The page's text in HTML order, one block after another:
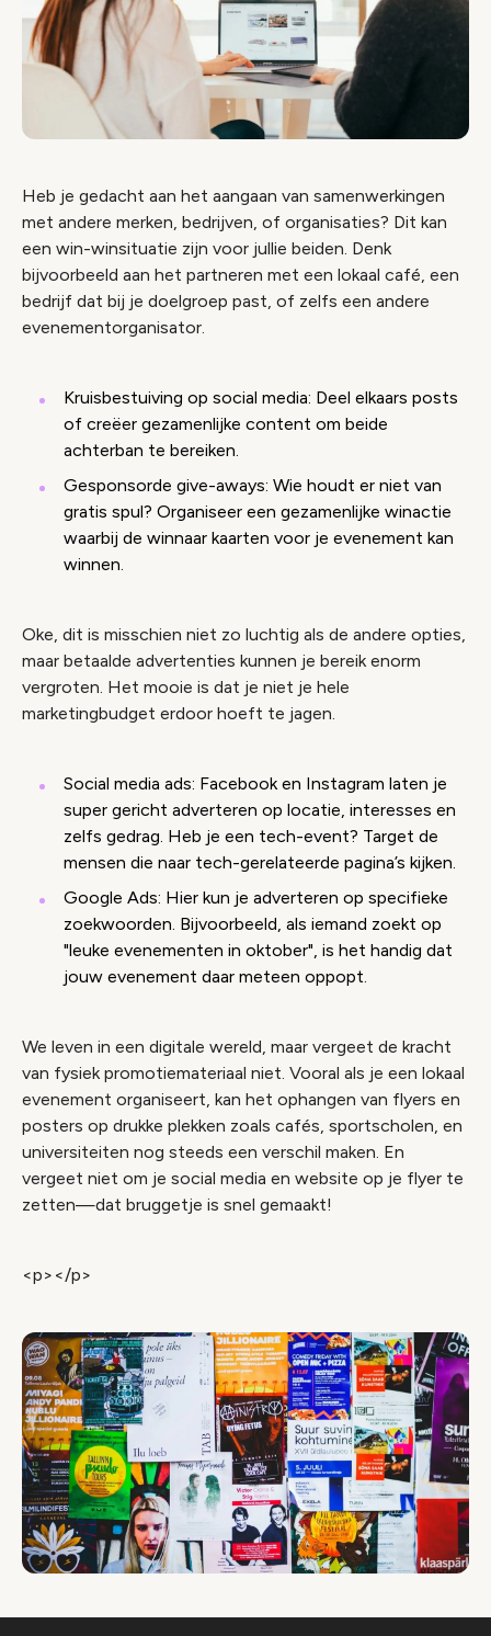
Heb je gedacht aan het aangaan van samenwerkingen
met andere merken, bedrijven, of organisaties? Dit kan
een win-winsituatie zijn voor jullie beiden. Denk
bijvoorbeeld aan het partneren met een lokaal café, een
bedrijf dat bij je doelgroep past, of zelfs een andere
evenementorganisator.
Kruisbestuiving op social media: Deel elkaars posts
of creëer gezamenlijke content om beide
achterban te bereiken.
Gesponsorde give-aways: Wie houdt er niet van
gratis spul? Organiseer een gezamenlijke winactie
waarbij de winnaar kaarten voor je evenement kan
winnen.
Oke, dit is misschien niet zo luchtig als de andere opties,
maar betaalde advertenties kunnen je bereik enorm
vergroten. Het mooie is dat je niet je hele
marketingbudget erdoor hoeft te jagen.
Social media ads: Facebook en Instagram laten je
super gericht adverteren op locatie, interesses en
zelfs gedrag. Heb je een tech-event? Target de
mensen die naar tech-gerelateerde pagina’s kijken.
Google Ads: Hier kun je adverteren op specifieke
zoekwoorden. Bijvoorbeeld, als iemand zoekt op
"leuke evenementen in oktober", is het handig dat
jouw evenement daar meteen oppopt.
We leven in een digitale wereld, maar vergeet de kracht
van fysiek promotiemateriaal niet. Vooral als je een lokaal
evenement organiseert, kan het ophangen van flyers en
posters op drukke plekken zoals cafés, sportscholen, en
universiteiten nog steeds een verschil maken. En
vergeet niet om je social media en website op je flyer te
zetten—dat bruggetje is snel gemaakt!
<p></p>